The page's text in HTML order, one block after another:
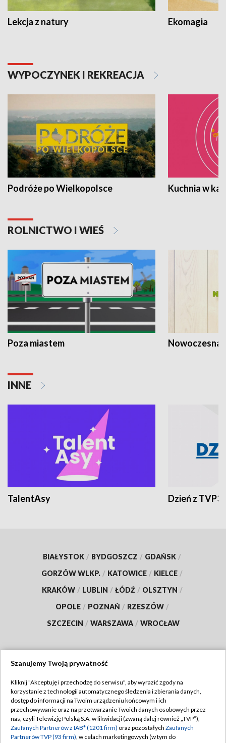
Lekcja z natury Ekomagia
WYPOCZYNEK I REKREACJA
Podróże po Wielkopolsce Kuchnia w
ROLNICTWO I WIEŚ
Poza miastem Nowoczesna
INNE
TalentAsy Dzień z TVP3
BIAŁYSTOK / BYDGOSZCZ / GDAŃSK /
GORZÓW WLKP. / KATOWICE / KIELCE /
KRAKÓW / LUBLIN / ŁÓDŹ / OLSZTYN /
OPOLE / POZNAŃ / RZESZÓW /
SZCZECIN / WARSZAWA / WROCŁAW
TVP
Abonament TVP
Emisja w TVP
Regulamin TVP
Polityka prywatności
Szanujemy Twoją prywatność
Kliknij "Akceptuję i przechodzę do serwisu", aby wyrazić zgody na
korzystanie z technologii automatycznego śledzenia i zbierania danych,
dostęp do informacji na Twoim urządzeniu końcowym i ich
przechowywanie oraz na przetwarzanie Twoich danych osobowych przez
nas, czyli Telewizję Polską S.A. w likwidacji (zwaną dalej również „TVP”),
Zaufanych Partnerów z IAB* (1201 firm) oraz pozostałych Zaufanych
Partnerów TVP (93 firm), w celach marketingowych (w tym do